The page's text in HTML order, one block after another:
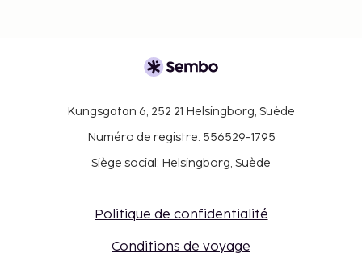
Kungsgatan 6, 252 21 Helsingborg, Suède
Numéro de registre: 556529-1795
Siège social: Helsingborg, Suède
Politique de confidentialité
Conditions de voyage